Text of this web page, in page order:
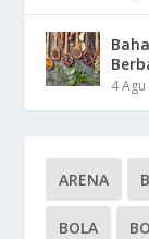
4
ARENA
BOLA